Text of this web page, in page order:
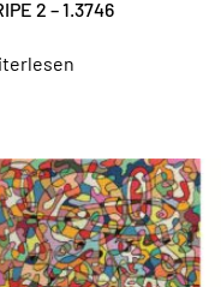
2 – 1.3746